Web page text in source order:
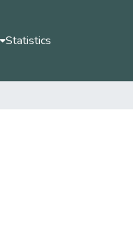
Statistics